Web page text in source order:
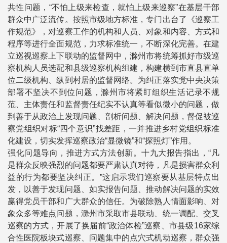
共性问题，“不怕上级来检查，就怕上级来巡察”在基层干部
群众中广泛流传。按照市级地方标准，专门出台了《巡察工
作规范》，对巡察工作的机构和人员、对象和内容、方式和
程序等进行全面规范，力求标准统一，不断深化完善。在建
立巡视巡察上下联动的监督网中，滁州市将统筹抓好市级巡
察机构人员选配和县级巡察机构组建，构建横到市直县直单
位二级机构、纵到村居的监督网络。为纠正落实党中央决策
部署不坚决不到位问题，滁州市将紧盯组织生活记录不规
范、主体责任和监督责任纪实不认真等看似微小的问题，做
到善于从政治上发现问题、剖析问题、解决问题，督促被巡
察党组织对标“四个意识”找差距，一并推进乡村党组织标准
化建设，切实发挥巡察政治“显微镜”和“探照灯”作用。
强化问题导向，推进方式方法创新。十九大报告指出，“凡
是群众反映强烈的问题都要严肃认真对待，凡是损害群众利
益的行为都要坚决纠正。”这启示我们巡察要从基层特点出
发，以善于发现问题、如实报告问题、推动解决问题的实效
赢得党员干部和广大群众的信任。为破除熟人情面影响、对
象众多等难点问题，滁州市采取市县联动、统一调配、交叉
巡察的方式，开展了换届前“政治体检”巡察、市县级16家综
合性医院板块式巡察、问题集中的点穴式机动巡察，群众强